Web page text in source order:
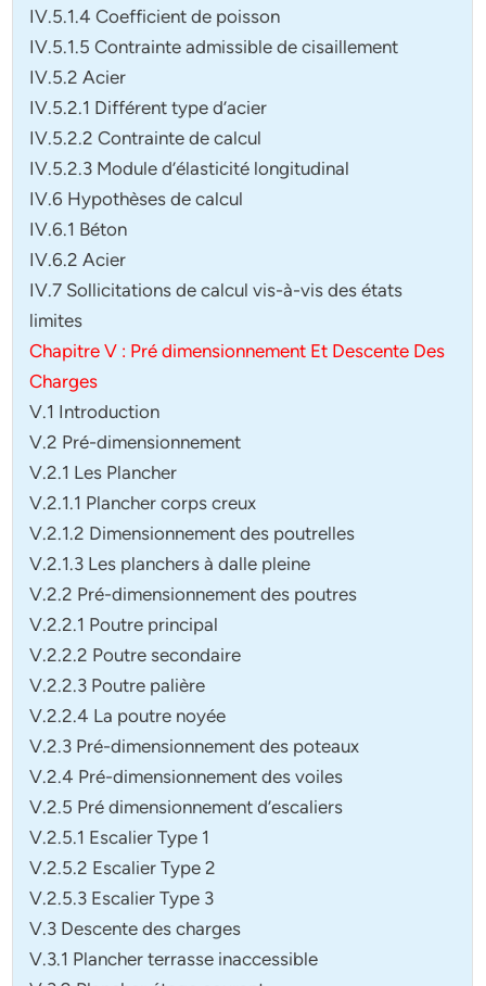
IV.5.1.4 Coefficient de poisson
IV.5.1.5 Contrainte admissible de cisaillement
IV.5.2 Acier
IV.5.2.1 Différent type d’acier
IV.5.2.2 Contrainte de calcul
IV.5.2.3 Module d’élasticité longitudinal
IV.6 Hypothèses de calcul
IV.6.1 Béton
IV.6.2 Acier
IV.7 Sollicitations de calcul vis-à-vis des états
limites
Chapitre V : Pré dimensionnement Et Descente Des
Charges
V.1 Introduction
V.2 Pré-dimensionnement
V.2.1 Les Plancher
V.2.1.1 Plancher corps creux
V.2.1.2 Dimensionnement des poutrelles
V.2.1.3 Les planchers à dalle pleine
V.2.2 Pré-dimensionnement des poutres
V.2.2.1 Poutre principal
V.2.2.2 Poutre secondaire
V.2.2.3 Poutre palière
V.2.2.4 La poutre noyée
V.2.3 Pré-dimensionnement des poteaux
V.2.4 Pré-dimensionnement des voiles
V.2.5 Pré dimensionnement d’escaliers
V.2.5.1 Escalier Type 1
V.2.5.2 Escalier Type 2
V.2.5.3 Escalier Type 3
V.3 Descente des charges
V.3.1 Plancher terrasse inaccessible